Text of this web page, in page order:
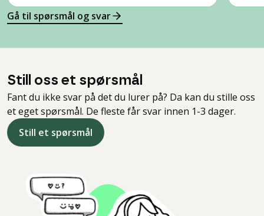
Gå til spørsmål og svar
Still oss et spørsmål
Fant du ikke svar på det du lurer på? Da kan du stille oss
et eget spørsmål. De fleste får svar innen 1-3 dager.
Still et spørsmål